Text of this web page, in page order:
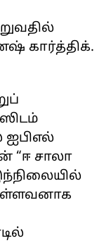
கார்த்திக்.
“ஈ சாலா